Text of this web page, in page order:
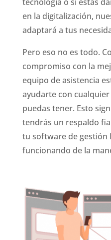
en la digitalización,
adaptará a tus
Pero eso no es todo.
compromiso con la
equipo de asistencia
ayudarte con
puedas tener. Esto
tendrás un respaldo
tu software de gestión
funcionando de la